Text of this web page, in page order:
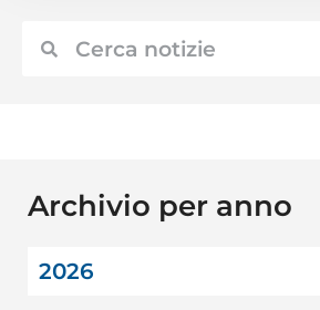
Archivio per anno
2026